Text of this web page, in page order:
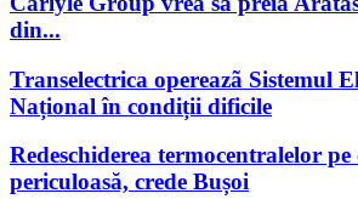
din...
Transelectrica opereazã Sistemul
Național în condiții dificile
Redeschiderea termocentralelor pe
periculoasă, crede Bușoi